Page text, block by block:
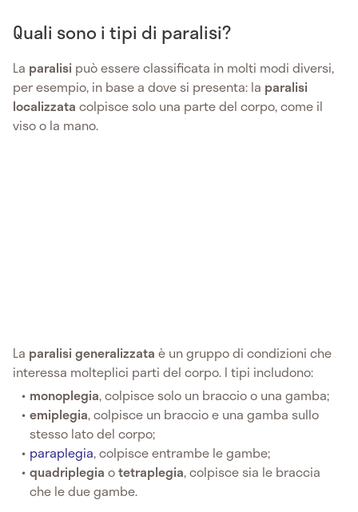
Quali sono i tipi di paralisi?
La paralisi può essere classificata in molti modi diversi,
per esempio, in base a dove si presenta: la paralisi
localizzata colpisce solo una parte del corpo, come il
viso o la mano.
La paralisi generalizzata è un gruppo di condizioni che
interessa molteplici parti del corpo. I tipi includono:
monoplegia, colpisce solo un braccio o una gamba;
emiplegia, colpisce un braccio e una gamba sullo
stesso lato del corpo;
paraplegia, colpisce entrambe le gambe;
quadriplegia otetraplegia, colpisce sia le braccia
che le due gambe.